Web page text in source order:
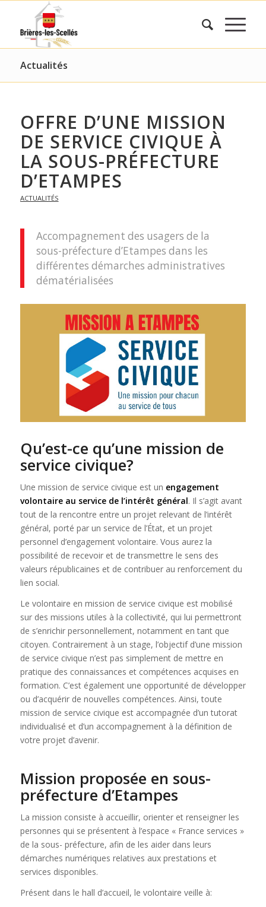
Actualités
OFFRE D’UNE MISSION
DE SERVICE CIVIQUE À
LA SOUS-PRÉFECTURE
D’ETAMPES
ACTUALITÉS
Accompagnement des usagers de la
sous-préfecture d’Etampes dans les
différentes démarches administratives
dématérialisées
Qu’est-ce qu’une mission de
service civique?
Une mission de service civique est un engagement
volontaire au service de l’intérêt général. Il s’agit avant
tout de la rencontre entre un projet relevant de l’intérêt
général, porté par un service de l’État, et un projet
personnel d’engagement volontaire. Vous aurez la
possibilité de recevoir et de transmettre le sens des
valeurs républicaines et de contribuer au renforcement du
lien social.
Le volontaire en mission de service civique est mobilisé
sur des missions utiles à la collectivité, qui lui permettront
de s’enrichir personnellement, notamment en tant que
citoyen. Contrairement à un stage, l’objectif d’une mission
de service civique n’est pas simplement de mettre en
pratique des connaissances et compétences acquises en
formation. C’est également une opportunité de développer
ou d’acquérir de nouvelles compétences. Ainsi, toute
mission de service civique est accompagnée d’un tutorat
individualisé et d’un accompagnement à la définition de
votre projet d’avenir.
Mission proposée en sous-
préfecture d’Etampes
La mission consiste à accueillir, orienter et renseigner les
personnes qui se présentent à l’espace « France services »
de la sous- préfecture, afin de les aider dans leurs
démarches numériques relatives aux prestations et
services disponibles.
Présent dans le hall d’accueil, le volontaire veille à: